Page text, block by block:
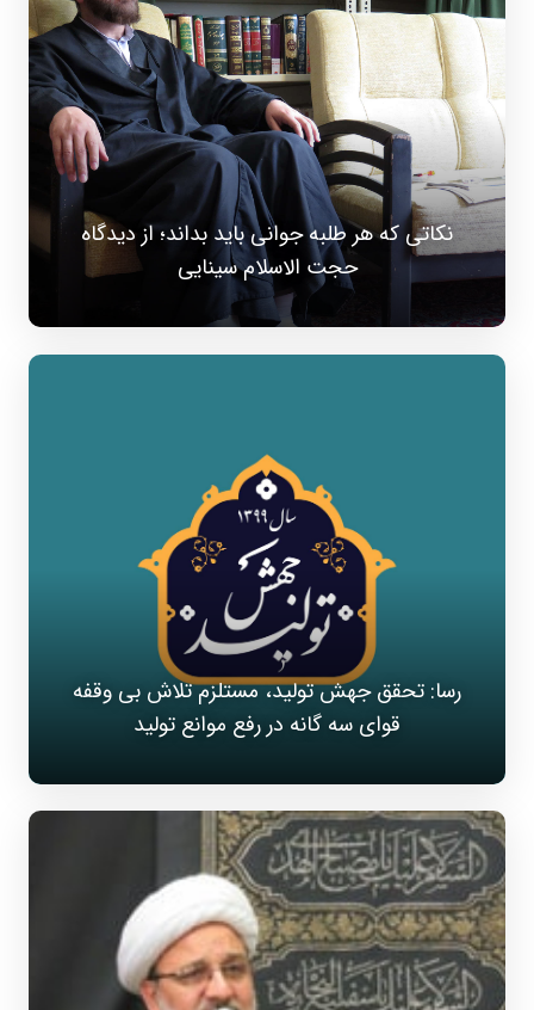
نکاتی که هر طلبه جوانی باید بداند؛ از دیدگاه
حجت الاسلام سینایی
رسا: تحقق جهش تولید، مستلزم تلاش بی وقفه
قوای سه گانه در رفع موانع تولید